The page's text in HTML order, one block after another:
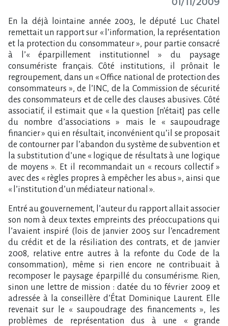
En la déjà lointaine année 2003, le député Luc Chatel
remettait un rapport sur « l’information, la représentation
et la protection du consommateur », pour partie consacré
à l’« éparpillement institutionnel » du paysage
consumériste français. Côté institutions, il prônait le
regroupement, dans un « Office national de protection des
consommateurs », de l’INC, de la Commission de sécurité
des consommateurs et de celle des clauses abusives. Côté
associatif, il estimait que « la question [n’était] pas celle
du nombre d’associations » mais le « saupoudrage
financier » qui en résultait, inconvénient qu’il se proposait
de contourner par l’abandon du système de subvention et
la substitution d’une « logique de résultats à une logique
de moyens ». Et il recommandait un « recours collectif »
avec des « règles propres à empêcher les abus », ainsi que
« l’institution d’un médiateur national ».
Entré au gouvernement, l’auteur du rapport allait associer
son nom à deux textes empreints des préoccupations qui
l’avaient inspiré (lois de janvier 2005 sur l’encadrement
du crédit et de la résiliation des contrats, et de janvier
2008, relative entre autres à la refonte du Code de la
consommation), même si rien encore ne contribuait à
recomposer le paysage éparpillé du consumérisme. Rien,
sinon une lettre de mission : datée du 10 février 2009 et
adressée à la conseillère d’État Dominique Laurent. Elle
revenait sur le « saupoudrage des financements », les
problèmes de représentation dus à une « grande